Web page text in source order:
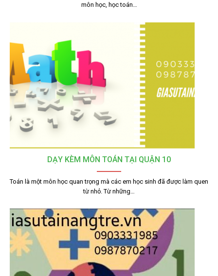
môn học, học toán…
DẠY KÈM MÔN TOÁN TẠI QUẬN 10
Toán là một môn học quan trọng mà các em học sinh đã được làm quen
từ nhỏ. Từ những…